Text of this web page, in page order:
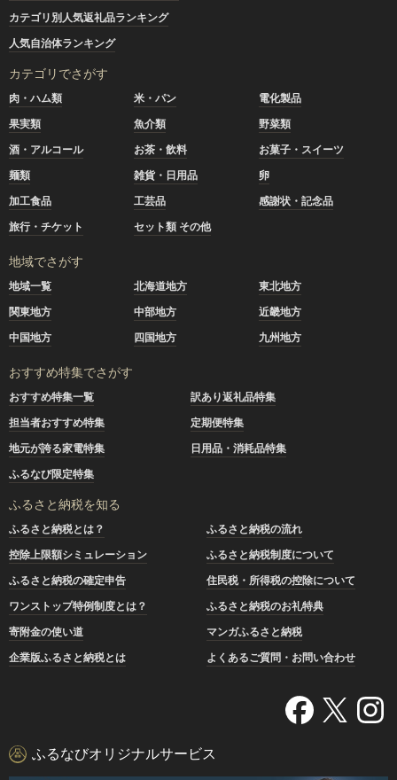
カテゴリ別人気返礼品ランキング
人気自治体ランキング
カテゴリでさがす
肉・ハム類 米・パン
電化製品
果実類
魚介類
野菜類
酒・アルコール
お茶・飲料
お菓子・スイーツ
麺類
雑貨・日用品
卵
加工食品
工芸品
感謝状・記念品
旅行・チケット
セット類 その他
地域でさがす
地域一覧 北海道地方
東北地方
関東地方
中部地方
近畿地方
中国地方
四国地方 九州地方
おすすめ特集でさがす
おすすめ特集一覧
訳あり返礼品特集
担当者おすすめ特集
定期便特集
地元が誇る家電特集
日用品・消耗品特集
ふるなび限定特集
ふるさと納税を知る
ふるさと納税とは？
ふるさと納税の流れ
控除上限額シミュレーション
ふるさと納税制度について
ふるさと納税の確定申告
住民税・所得税の控除について
ワンストップ特例制度とは？
ふるさと納税のお礼特典
寄附金の使い道
マンガふるさと納税
企業版ふるさと納税とは
よくあるご質問・お問い合わせ
ふるなびオリジナルサービス